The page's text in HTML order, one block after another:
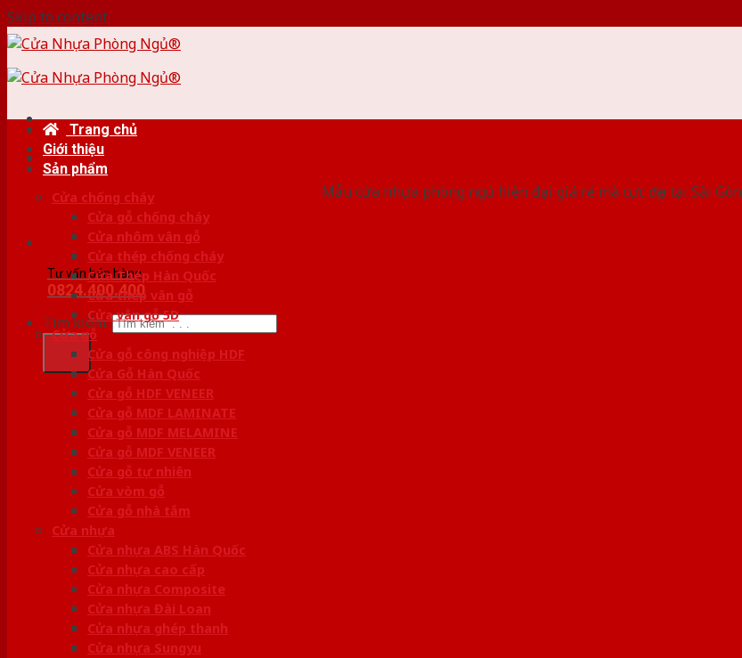
Skip to content
Mẫu cửa nhựa phòng ngủ hiện đại giá rẻ mà cực đẹp tại Sài Gòn
Tư vấn bán hàng
0824.400.400
Tìm kiếm:
Trang chủ
Giới thiệu
Sản phẩm
Cửa chống cháy
Cửa gỗ chống cháy
Cửa nhôm vân gỗ
Cửa thép chống cháy
Cửa Thép Hàn Quốc
Cửa thép vân gỗ
Cửa vân gỗ 5D
Cửa gỗ
Cửa gỗ công nghiệp HDF
Cửa Gỗ Hàn Quốc
Cửa gỗ HDF VENEER
Cửa gỗ MDF LAMINATE
Cửa gỗ MDF MELAMINE
Cửa gỗ MDF VENEER
Cửa gỗ tự nhiên
Cửa vòm gỗ
Cửa gỗ nhà tắm
Cửa nhựa
Cửa nhựa ABS Hàn Quốc
Cửa nhựa cao cấp
Cửa nhựa Composite
Cửa nhựa Đài Loan
Cửa nhựa ghép thanh
Cửa nhựa Sungyu